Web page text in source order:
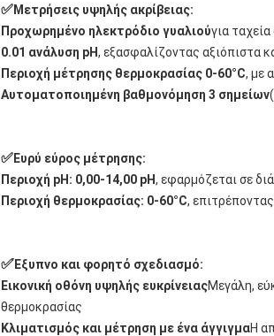
✅Μετρήσεις υψηλής ακρίβειας:
Προχωρημένο ηλεκτρόδιο γυαλιούγια
0.01 ανάλυση pH, εξασφαλίζοντας αξιόπιστα
Περιοχή μέτρησης θερμοκρασίας 0-60°C, με
Αυτοματοποιημένη βαθμονόμηση 3 σημείων
✅Ευρύ εύρος μέτρησης:
Περιοχή pH: 0,00-14,00 pH, εφαρμόζεται σε
Περιοχή θερμοκρασίας: 0-60°C,
✅Έξυπνο και φορητό σχεδιασμό:
Εικονική οθόνη υψηλής ευκρίνειαςΜεγάλη,
θερμοκρασίας
Κλιματισμός και μέτρηση με ένα άγγιγμαΗ